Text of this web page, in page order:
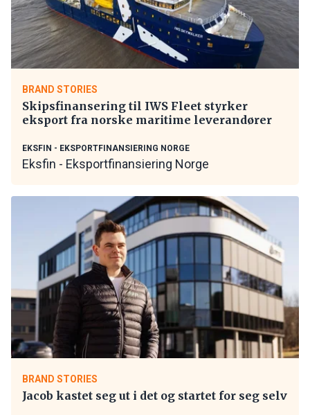
BRAND STORIES
Skipsfinansering til IWS Fleet styrker
eksport fra norske maritime leverandører
EKSFIN - EKSPORTFINANSIERING NORGE
Eksfin - Eksportfinansiering Norge
BRAND STORIES
Jacob kastet seg ut i det og startet for seg selv